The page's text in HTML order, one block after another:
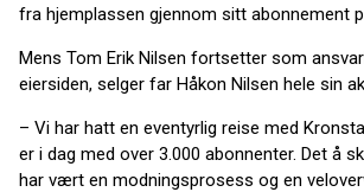
fra hjemplassen gjennom sitt abonnement
Mens Tom Erik Nilsen fortsetter som
eiersiden, selger far Håkon Nilsen hele sin
– Vi har hatt en eventyrlig reise med
er i dag med over 3.000 abonnenter. Det å
har vært en modningsprosess og en